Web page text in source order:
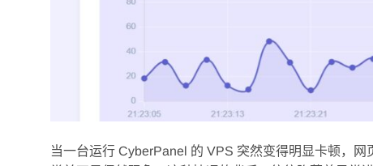
当一台运行 CyberPanel 的 VPS 突然变得明显卡顿，